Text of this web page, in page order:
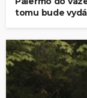
tomu bude